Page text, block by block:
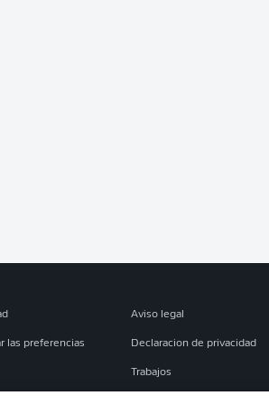
Aviso legal
las preferencias Declaracion de privacidad
Trabajos